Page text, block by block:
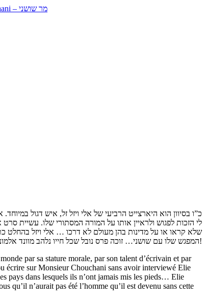
כ”ו בסיוון הוא היארצייט הרביעי של אלי ויזל זל, איש דגול
לי הזכות לפגוש ולראיין אותו על המורה המסתורי שלו. עשיית
שלא קראו או על מדינות בהן מעולם לא דרכו … אלי ויזל בהחלט
המפגש שלו עם שושני… זוכה פרס נובל שכל חייו נלהב מוונד אלמוני; זה סיפור אמיתי ויוצא דופן. יהי זכרו ברוך!
par sa stature morale, par son talent d’écrivain et par
écrire sur Monsieur Chouchani sans avoir interviewé Elie
pays dans lesquels ils n’ont jamais mis les pieds… Elie
qu’il n’aurait pas été l’homme qu’il est devenu sans cette